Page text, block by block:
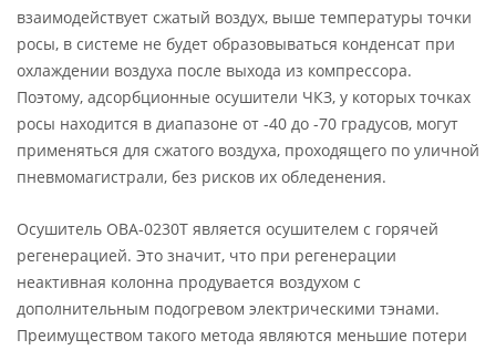
взаимодействует сжатый воздух, выше температуры точки
росы, в системе не будет образовываться конденсат при
охлаждении воздуха после выхода из компрессора.
Поэтому, адсорбционные осушители ЧКЗ, у которых точках
росы находится в диапазоне от -40 до -70 градусов, могут
применяться для сжатого воздуха, проходящего по уличной
пневмомагистрали, без рисков их обледенения.
Осушитель ОВА-0230Т является осушителем с горячей
регенерацией. Это значит, что при регенерации
неактивная колонна продувается воздухом с
дополнительным подогревом электрическими тэнами.
Преимуществом такого метода являются меньшие потери